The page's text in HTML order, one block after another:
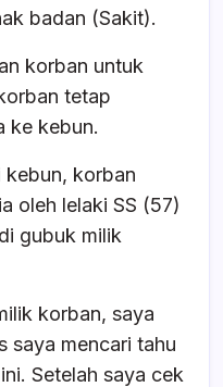
badan (Sakit).
korban untuk
tetap
ke kebun.
kebun, korban
oleh lelaki SS (57)
gubuk milik
korban, saya
saya mencari tahu
Setelah saya cek